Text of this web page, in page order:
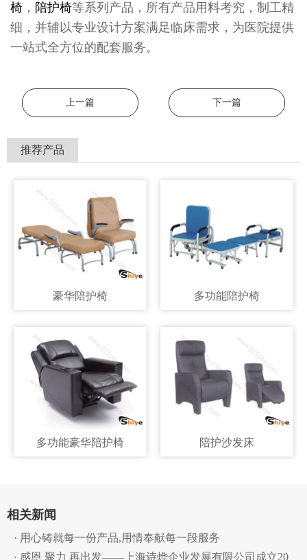
椅 ， 陪护椅等系列产品，所有产品用料考究，制工精
细，并辅以专业设计方案满足临床需求，为医院提供
一站式全方位的配套服务。
上一篇 下一篇
推荐产品
豪华陪护椅 多功能陪护椅
多功能豪华陪护椅 陪护沙发床
相关新闻
· 用心铸就每一份产品,用情奉献每一段服务
· 感恩 聚力 再出发——上海诗烨企业发展有限公司成立20